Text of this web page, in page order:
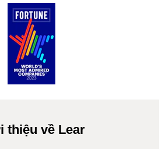
thiệu về Lear